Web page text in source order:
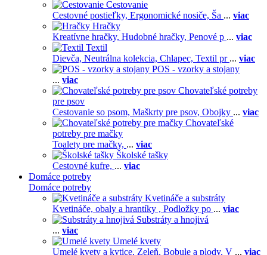
Cestovanie
Cestovné postieľky, Ergonomické nosiče, Ša ... viac
Hračky
Kreatívne hračky, Hudobné hračky, Penové p ... viac
Textil
Dievča, Neutrálna kolekcia, Chlapec, Textil pr ... viac
POS - vzorky a stojany
... viac
Chovateľské potreby
pre psov
Cestovanie so psom, Maškrty pre psov, Obojky ... viac
Chovateľské
potreby pre mačky
Toalety pre mačky, ... viac
Školské tašky
Cestovné kufre, ... viac
Domáce potreby
Domáce potreby
Kvetináče a substráty
Kvetináče, obaly a hrantíky , Podložky po ... viac
Substráty a hnojivá
... viac
Umelé kvety
Umelé kvety a kytice, Zeleň, Bobule a plody, V ... viac